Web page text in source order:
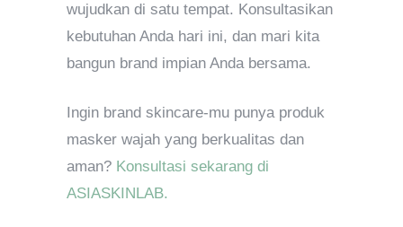
wujudkan di satu tempat. Konsultasikan
kebutuhan Anda hari ini, dan mari kita
bangun brand impian Anda bersama.
Ingin brand skincare-mu punya produk
masker wajah yang berkualitas dan
aman? Konsultasi sekarang di
ASIASKINLAB.